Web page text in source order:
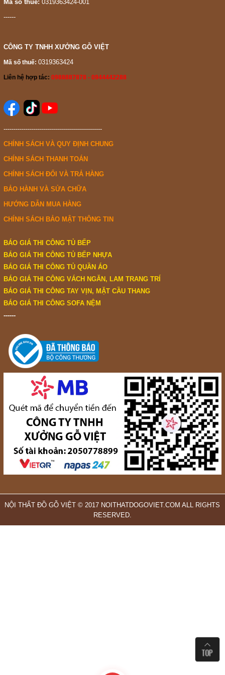
Salon gỗ hương vân với những đặc tính nổi bật về chất lượng,
hơn về dòng sản phẩm này, khách hàng xin vui lòng ghé thăm
quận Tân Phú, quận Tân Phú để trải nghiệm trực tiếp. Chúng tôi
chuộng để người dùng xem và đưa ra chọn lựa phù hợp nhất với
nhu cầu của mình.
Mã số thuế: 0319363424-001
------
CÔNG TY TNHH XƯỞNG GỖ VIỆT
Mã số thuế: 0319363424
Liên hệ hợp tác: 0988887878 - 0944442288
-------------------------------------------------
CHÍNH SÁCH VÀ QUY ĐỊNH CHUNG
CHÍNH SÁCH THANH TOÁN
CHÍNH SÁCH ĐỔI VÀ TRẢ HÀNG
BẢO HÀNH VÀ SỬA CHỮA
HƯỚNG DẪN MUA HÀNG
CHÍNH SÁCH BẢO MẬT THÔNG TIN
BÁO GIÁ THI CÔNG TỦ BẾP
BÁO GIÁ THI CÔNG TỦ BẾP NHỰA
BÁO GIÁ THI CÔNG TỦ QUẦN ÁO
BÁO GIÁ THI CÔNG VÁCH NGĂN, LAM TRANG TRÍ
BÁO GIÁ THI CÔNG TAY VỊN, MẶT CẦU THANG
BÁO GIÁ THI CÔNG SOFA NỆM
------
NỘI THẤT ĐỒ GỖ VIỆT © 2017 NOITHATDOGOVIET.COM ALL RIGHTS
RESERVED.